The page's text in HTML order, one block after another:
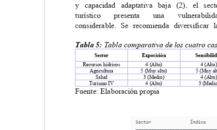
y capacidad adaptativa baja (2), el
turístico presenta una
considerable. Se recomienda
Tabla 5: Tabla comparativa de los cuatro
Sector Exposición
Recursos hídricos
Agricultura
Salud
4 (Alto)
5 (Muy alto)
3 (Medio)
4 (Alto)
4
5 (Muy
4
Turismo IV
3
Fuente: Elaboración propia